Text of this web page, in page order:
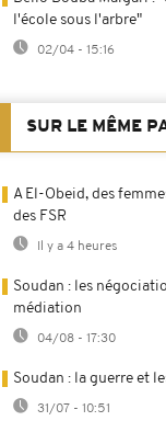
l'école sous l'arbre"
02/04 - 15:16
SUR LE MÊME
A El-Obeid, des
des FSR
Il y a 4 heures
Soudan : les
médiation
04/08 - 17:30
Soudan : la guerre et
31/07 - 10:51